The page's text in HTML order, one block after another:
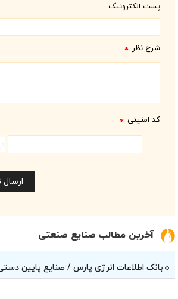
پست الکترونیک
شرح نظر *
کد امنیتی *
آخرین مطالب صنایع صنعتی
بانک اطلاعات انرژی پارس / صنایع پایین دستی